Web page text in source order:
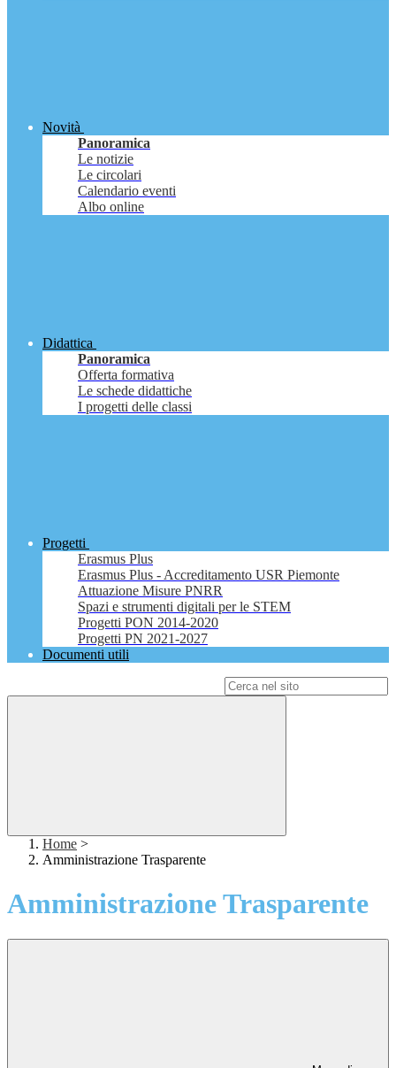
Novità
Panoramica
Le notizie
Le circolari
Calendario eventi
Albo online
Didattica
Panoramica
Offerta formativa
Le schede didattiche
I progetti delle classi
Progetti
Erasmus Plus
Erasmus Plus - Accreditamento USR Piemonte
Attuazione Misure PNRR
Spazi e strumenti digitali per le STEM
Progetti PON 2014-2020
Progetti PN 2021-2027
Documenti utili
Home >
Amministrazione Trasparente
Amministrazione Trasparente